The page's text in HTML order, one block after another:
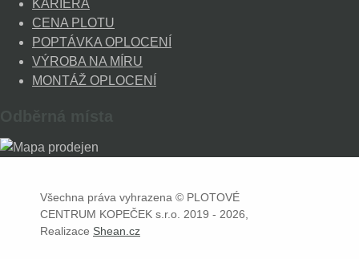
KARIÉRA
CENA PLOTU
POPTÁVKA OPLOCENÍ
VÝROBA NA MÍRU
MONTÁŽ OPLOCENÍ
Všechna práva vyhrazena © PLOTOVÉ
CENTRUM KOPEČEK s.r.o. 2019 - 2026,
Realizace Shean.cz